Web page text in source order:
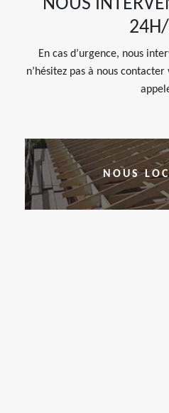
NOUS
En cas d’urgence, nous
n’hésitez pas à nous
NOUS